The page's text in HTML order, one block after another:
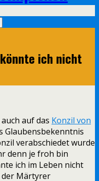
ich nicht
auf das Konzil von
Glaubensbekenntnis
verabschiedet wurde
denn je froh bin
ich im Leben nicht
der Märtyrer